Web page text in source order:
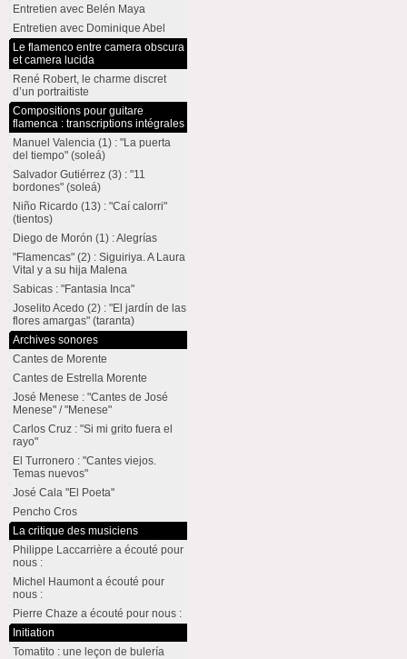
Entretien avec Belén Maya
Entretien avec Dominique Abel
Le flamenco entre camera obscura
et camera lucida
René Robert, le charme discret
d’un portraitiste
Compositions pour guitare
flamenca : transcriptions intégrales
Manuel Valencia (1) : "La puerta
del tiempo" (soleá)
Salvador Gutiérrez (3) : "11
bordones" (soleá)
Niño Ricardo (13) : "Caí calorri"
(tientos)
Diego de Morón (1) : Alegrías
"Flamencas" (2) : Siguiriya. A Laura
Vital y a su hija Malena
Sabicas : "Fantasia Inca"
Joselito Acedo (2) : "El jardín de las
flores amargas" (taranta)
Archives sonores
Cantes de Morente
Cantes de Estrella Morente
José Menese : "Cantes de José
Menese" / "Menese"
Carlos Cruz : "Si mi grito fuera el
rayo"
El Turronero : "Cantes viejos.
Temas nuevos"
José Cala "El Poeta"
Pencho Cros
La critique des musiciens
Philippe Laccarrière a écouté pour
nous :
Michel Haumont a écouté pour
nous :
Pierre Chaze a écouté pour nous :
Initiation
Tomatito : une leçon de bulería